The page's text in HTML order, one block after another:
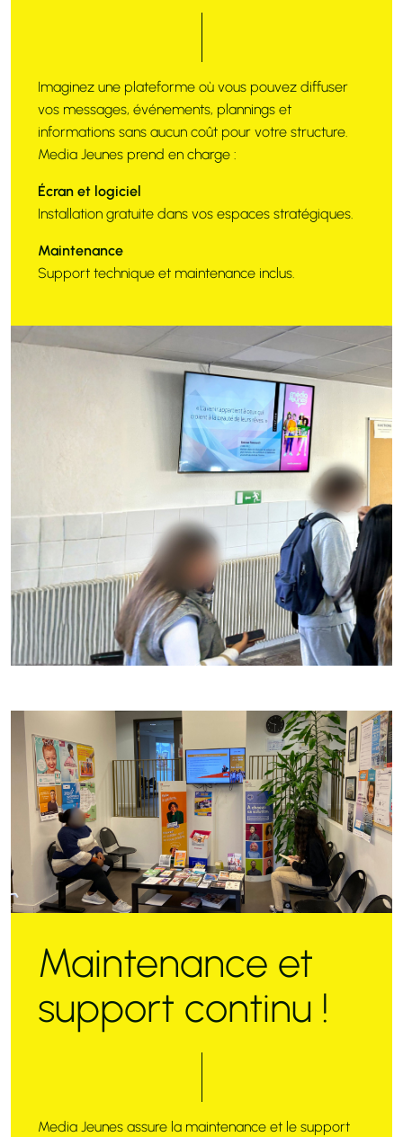
Imaginez une plateforme où vous pouvez diffuser
vos messages, événements, plannings et
informations sans aucun coût pour votre structure.
Media Jeunes prend en charge :
Écran et logiciel
Installation gratuite dans vos espaces stratégiques.
Maintenance
Support technique et maintenance inclus.
Maintenance et
support continu !
Media Jeunes assure la maintenance et le support